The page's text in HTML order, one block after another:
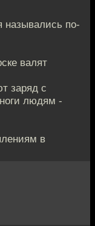
назывались по-
валят
заряд с
людям -
в